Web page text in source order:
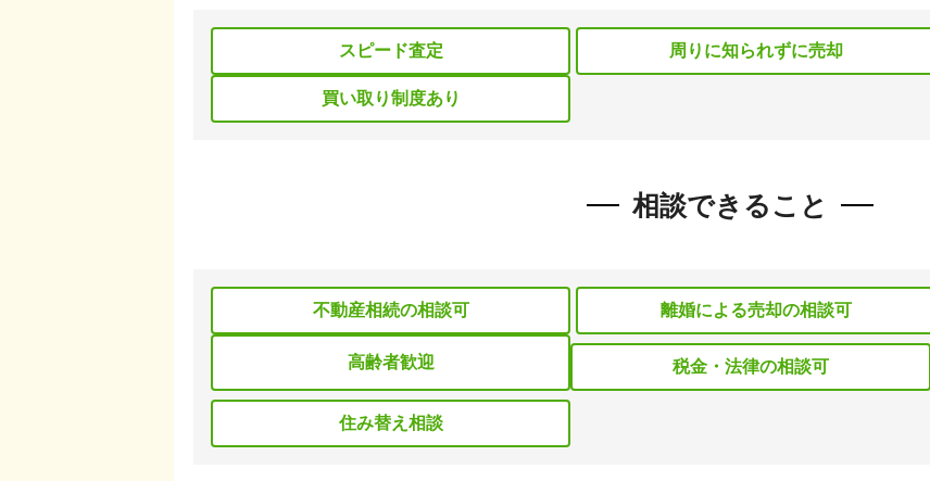
スピード査定 周りに知られずに売却
買い取り制度あり
相談できること
不動産相続の相談可 離婚による売却の相談可
高齢者歓迎 税金・法律の相談可
住み替え相談